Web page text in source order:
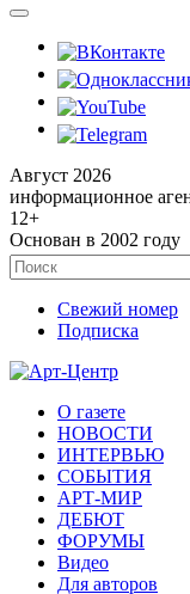
Август 2026
информационное
12+
Основан в 2002 году
Свежий номер
Подписка
О газете
НОВОСТИ
ИНТЕРВЬЮ
СОБЫТИЯ
АРТ-МИР
ДЕБЮТ
ФОРУМЫ
Видео
Для авторов